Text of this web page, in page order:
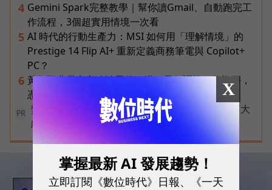
4 Gemini Spark完整教學｜幫你讀Gmail、自動跑完工
作流程，3個超實用情境一次看
5 AI 時代的行動生產力：MSI 如何用「理解情境」的
Prestige 14 Flip AI+ 重新定義商務筆電與 Copilot+
PC？
6 黃仁勳兆元宴永遠站最後一排！最低調的二代鄭平，
憑什麼讓台達電被市場重新定價？
PR
變動中迎戰未知，改變值得被看見！國際品牌X百大
經理人雙重肯定，展現AI時代關鍵成長力
X
掌握最新 AI 發展趨勢！
立即訂閱《數位時代》日報、《一天